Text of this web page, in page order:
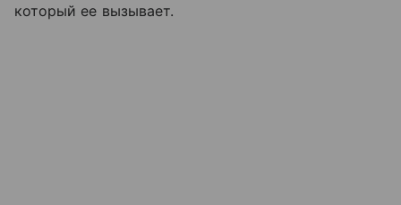
который ее вызывает.